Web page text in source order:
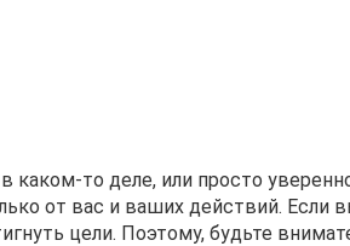
то деле, или просто
от вас и ваших действий. Если
цели. Поэтому, будьте